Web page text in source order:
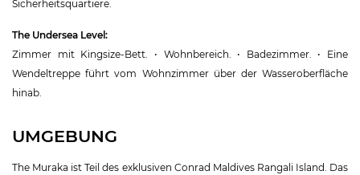
Sicherheitsquartiere.
The Undersea Level:
Zimmer mit Kingsize-Bett. • Wohnbereich. • Badezimmer. • Eine
Wendeltreppe führt vom Wohnzimmer über der Wasseroberfläche
hinab.
UMGEBUNG
The Muraka ist Teil des exklusiven Conrad Maldives Rangali Island. Das